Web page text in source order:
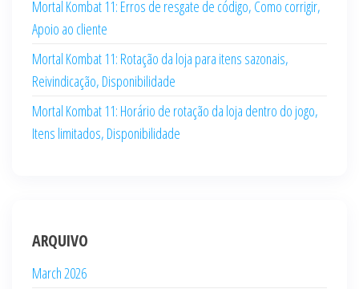
Mortal Kombat 11: Erros de resgate de código, Como corrigir,
Apoio ao cliente
Mortal Kombat 11: Rotação da loja para itens sazonais,
Reivindicação, Disponibilidade
Mortal Kombat 11: Horário de rotação da loja dentro do jogo,
Itens limitados, Disponibilidade
ARQUIVO
March 2026